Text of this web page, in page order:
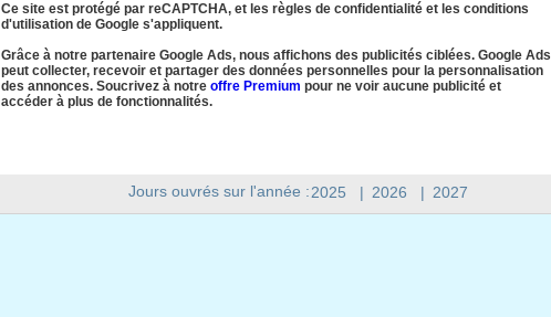
Jours ouvrés sur l'année :2025 | 2026 | 2027
Ce site est protégé par reCAPTCHA, et les règles de confidentialité et les conditions
d'utilisation de Google s'appliquent.
Grâce à notre partenaire Google Ads, nous affichons des publicités ciblées. Google Ads
peut collecter, recevoir et partager des données personnelles pour la personnalisation
des annonces. Soucrivez à notre offre Premium pour ne voir aucune publicité et
accéder à plus de fonctionnalités.